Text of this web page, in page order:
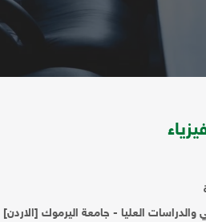
والدراسات العليا - جامعة اليرموك [الاردن]